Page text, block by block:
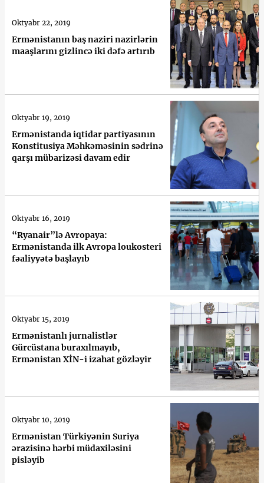
Ermənistanın baş naziri nazirlərin
maaşlarını gizlincə iki dəfə artırıb
Oktyabr 22, 2019
Ermənistanda iqtidar partiyasının
Konstitusiya Məhkəməsinin sədrinə
qarşı mübarizəsi davam edir
Oktyabr 19, 2019
“Ryanair”lə Avropaya:
Ermənistanda ilk Avropa loukosteri
fəaliyyətə başlayıb
Oktyabr 16, 2019
Ermənistanlı jurnalistlər
Gürcüstana buraxılmayıb,
Ermənistan XİN-i izahat gözləyir
Oktyabr 15, 2019
Ermənistan Türkiyənin Suriya
ərazisinə hərbi müdaxiləsini
pisləyib
Oktyabr 10, 2019